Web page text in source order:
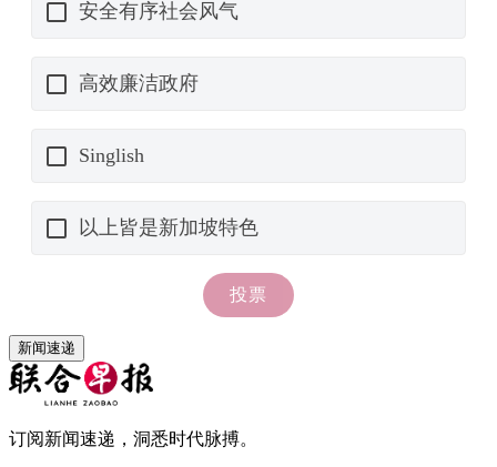
新闻速递
订阅新闻速递，洞悉时代脉搏。